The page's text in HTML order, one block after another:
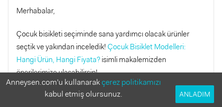
Merhabalar,
Çocuk bisikleti seçiminde sana yardımcı olacak ürünler
seçtik ve yakından inceledik! Çocuk Bisiklet Modelleri:
Hangi Ürün, Hangi Fiyata? isimli makalemizden
önerilerimize ulaşabilirsin!
YANITLA
Anneysen.com'u kullanarakçerez politikamızı
kabul etmiş olursunuz.
ANLADIM